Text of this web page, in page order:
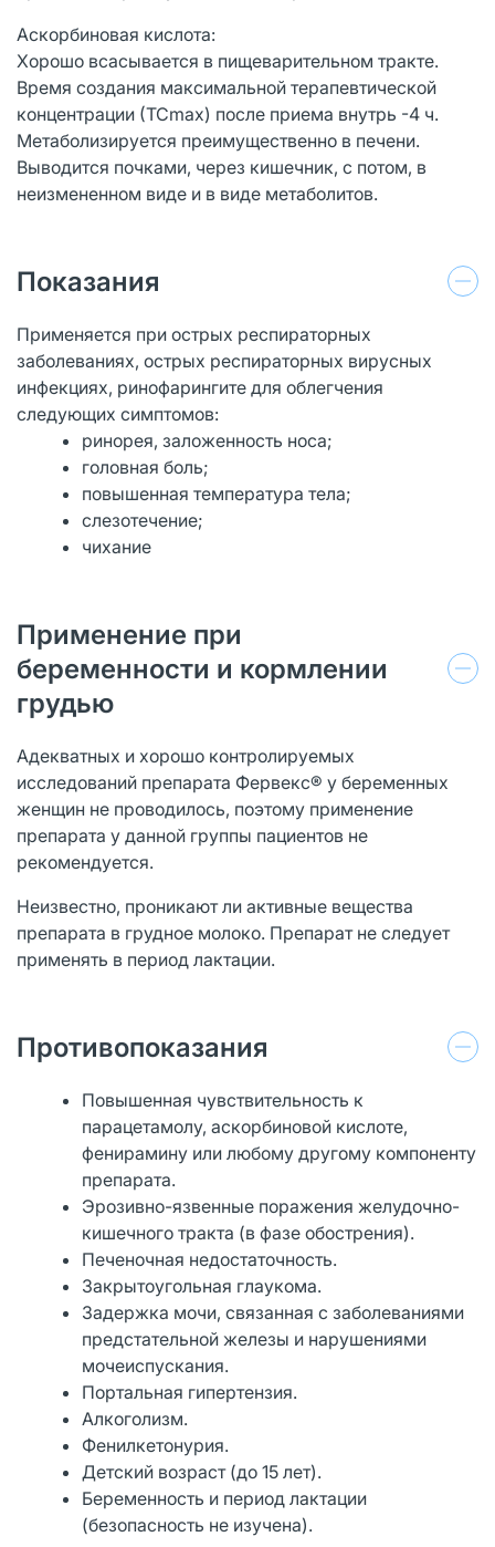
Аскорбиновая кислота:
Хорошо всасывается в пищеварительном тракте.
Время создания максимальной терапевтической
концентрации (ТСmах) после приема внутрь -4 ч.
Метаболизируется преимущественно в печени.
Выводится почками, через кишечник, с потом, в
неизмененном виде и в виде метаболитов.
Показания
Применяется при острых респираторных
заболеваниях, острых респираторных вирусных
инфекциях, ринофарингите для облегчения
следующих симптомов:
ринорея, заложенность носа;
головная боль;
повышенная температура тела;
слезотечение;
чихание
Применение при
беременности и кормлении
грудью
Адекватных и хорошо контролируемых
исследований препарата Фервекс® у беременных
женщин не проводилось, поэтому применение
препарата у данной группы пациентов не
рекомендуется.
Неизвестно, проникают ли активные вещества
препарата в грудное молоко. Препарат не следует
применять в период лактации.
Противопоказания
Повышенная чувствительность к
парацетамолу, аскорбиновой кислоте,
фенирамину или любому другому компоненту
препарата.
Эрозивно-язвенные поражения желудочно-
кишечного тракта (в фазе обострения).
Печеночная недостаточность.
Закрытоугольная глаукома.
Задержка мочи, связанная с заболеваниями
предстательной железы и нарушениями
мочеиспускания.
Портальная гипертензия.
Алкоголизм.
Фенилкетонурия.
Детский возраст (до 15 лет).
Беременность и период лактации
(безопасность не изучена).